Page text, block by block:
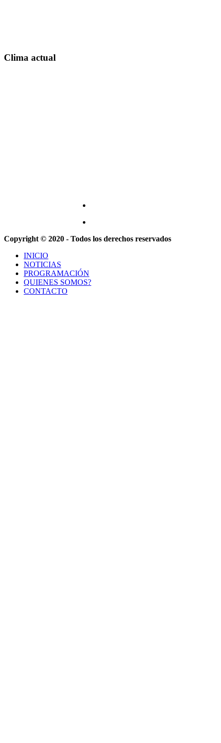
Clima actual
Copyright © 2020 - Todos los derechos reservados
INICIO
NOTICIAS
PROGRAMACIÓN
QUIENES SOMOS?
CONTACTO